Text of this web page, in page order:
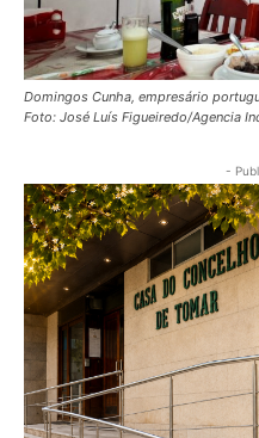
Domingos Cunha, empresário
Foto: José Luís Figueiredo/Agencia
-